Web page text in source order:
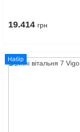
19.414 грн
Набір